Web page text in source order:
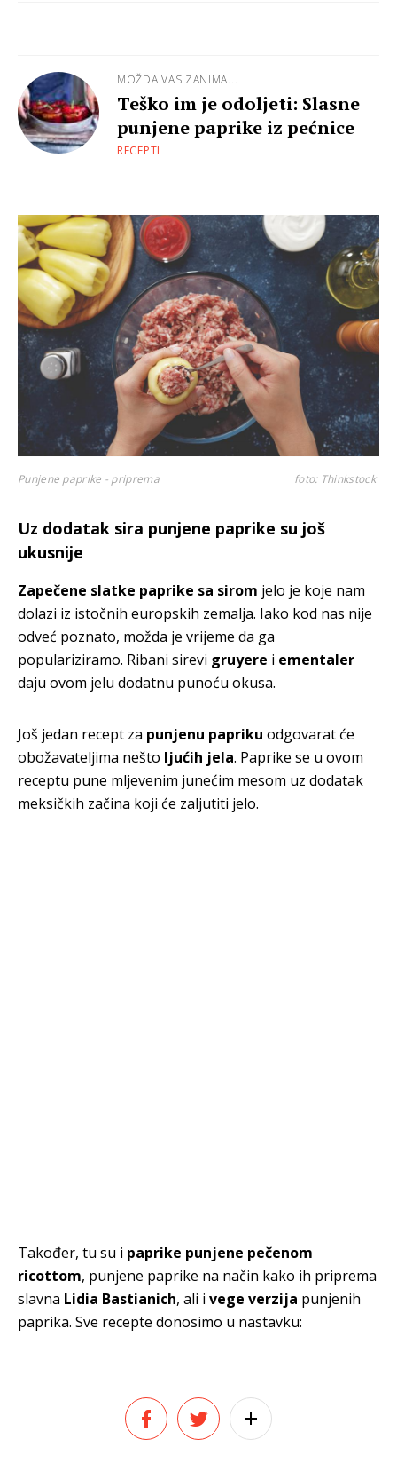
MOŽDA VAS ZANIMA...
Teško im je odoljeti: Slasne
punjene paprike iz pećnice
RECEPTI
Punjene paprike - priprema foto: Thinkstock
Uz dodatak sira punjene paprike su još
ukusnije
Zapečene slatke paprike sa sirom jelo je koje nam
dolazi iz istočnih europskih zemalja. Iako kod nas nije
odveć poznato, možda je vrijeme da ga
populariziramo. Ribani sirevi gruyere i ementaler
daju ovom jelu dodatnu punoću okusa.
Još jedan recept za punjenu papriku odgovarat će
obožavateljima nešto ljućih jela. Paprike se u ovom
receptu pune mljevenim junećim mesom uz dodatak
meksičkih začina koji će zaljutiti jelo.
Također, tu su i paprike punjene pečenom
ricottom, punjene paprike na način kako ih priprema
slavna Lidia Bastianich, ali i vege verzija punjenih
paprika. Sve recepte donosimo u nastavku: